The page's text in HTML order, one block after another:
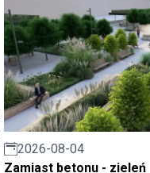
2026-08-04
Zamiast betonu - zieleń